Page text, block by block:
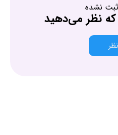
نشده
که نظر می‌دهید